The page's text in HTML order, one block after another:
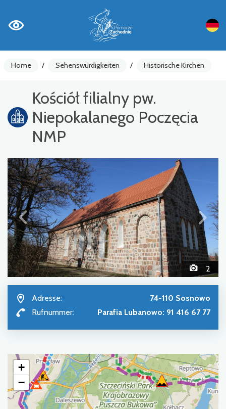
Home / Sehenswürdigkeiten / Historische Kirchen
Kościół filialny pw.
Niepokalanego Poczęcia
NMP
2
Adresse:
74-110 Sosnowo
Rufnummer:
Parafia Lubanowo: 91 416 67 77
+
−